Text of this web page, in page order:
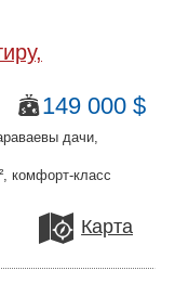
149 000 $
дачи,
комфорт-класс
Карта